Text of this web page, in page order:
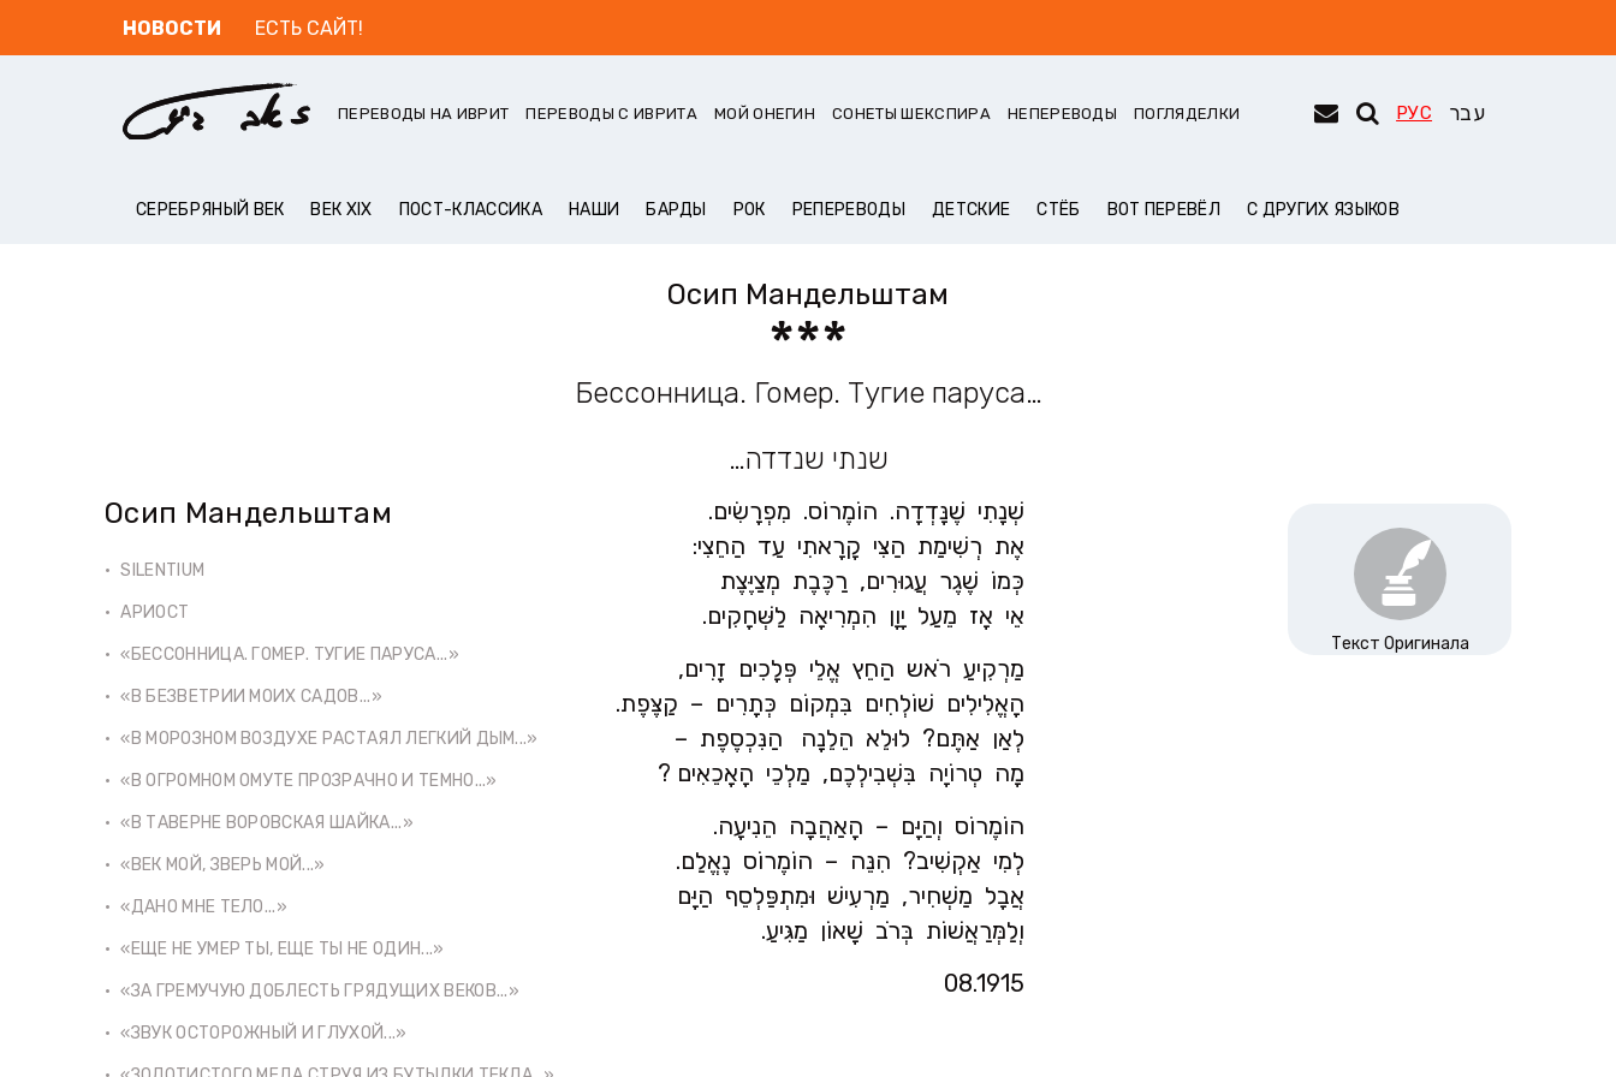
НОВОСТИ ЕСТЬ САЙТ!
ПЕРЕВОДЫ НА ИВРИТ ПЕРЕВОДЫ С ИВРИТА МОЙ ОНЕГИН СОНЕТЫ ШЕКСПИРА НЕПЕРЕВОДЫ ПОГЛЯДЕЛКИ РУС עבר
СЕРЕБРЯНЫЙ ВЕК ВЕК XIX ПОСТ-КЛАССИКА НАШИ БАРДЫ РОК РЕПЕРЕВОДЫ ДЕТСКИЕ СТЁБ ВОТ ПЕРЕВЁЛ С ДРУГИХ ЯЗЫКОВ
Осип Мандельштам
***
Бессонница. Гомер. Тугие паруса…
שנתי שנדדה…
Осип Мандельштам
SILENTIUM
АРИОСТ
«БЕССОННИЦА. ГОМЕР. ТУГИЕ ПАРУСА...»
«В БЕЗВЕТРИИ МОИХ САДОВ...»
«В МОРОЗНОМ ВОЗДУХЕ РАСТАЯЛ ЛЕГКИЙ ДЫМ...»
«В ОГРОМНОМ ОМУТЕ ПРОЗРАЧНО И ТЕМНО...»
«В ТАВЕРНЕ ВОРОВСКАЯ ШАЙКА...»
«ВЕК МОЙ, ЗВЕРЬ МОЙ...»
«ДАНО МНЕ ТЕЛО...»
«ЕЩЕ НЕ УМЕР ТЫ, ЕЩЕ ТЫ НЕ ОДИН...»
«ЗА ГРЕМУЧУЮ ДОБЛЕСТЬ ГРЯДУЩИХ ВЕКОВ...»
«ЗВУК ОСТОРОЖНЫЙ И ГЛУХОЙ...»
שְׁנָתִי שֶׁנָּדְדָה. הוֹמֶרוֹס. מִפְרָשִׂים.
אֶת רְשִׁימַת הַצִּי קָרָאתִי עַד הַחֵצִי:
כְּמוֹ שֶׁגֶר עֲגוּרִים, רַכֶּבֶת מְצַיֶּצֶת
אֵי אָז מֵעַל יָוָן הִמְרִיאָה לַשְּׁחָקִים.
מַרְקִיעַ רֹאש הַחֵץ אֱלֵי פְּלָכִים זָרִים,
הָאֱלִילִים שׁוֹלְחִים בִּמְקוֹם כְּתָרִים – קַצֶּפֶת.
לְאַן אַתֶּם? לוּלֵא הֵלֵנָה הַנִּכְסֶפֶת –
מָה טְרוֹיָה בִּשְׁבִילְכֶם, מַלְכֵי הָאָכֵאִים ?
הוֹמֶרוֹס וְהַיָּם – הָאַהֲבָה הֵנִיעָה.
לְמִי אַקְשִׁיב? הִנֵּה – הוֹמֶרוֹס נֶאֱלַם.
אֲבָל מַשְׁחִיר, מַרְעִישׁ וּמִתְפַּלְסֵף הַיָּם
וְלַמְּרַאֲשׁוֹת בְּרֹב שָׁאוֹן מַגִּיעַ.
08.1915
Текст Оригинала